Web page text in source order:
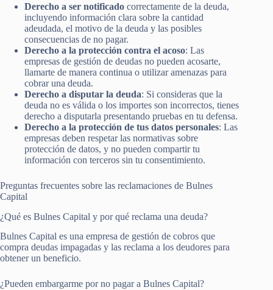
Derecho a ser notificado correctamente de la deuda,
incluyendo información clara sobre la cantidad
adeudada, el motivo de la deuda y las posibles
consecuencias de no pagar.
Derecho a la protección contra el acoso: Las
empresas de gestión de deudas no pueden acosarte,
llamarte de manera continua o utilizar amenazas para
cobrar una deuda.
Derecho a disputar la deuda: Si consideras que la
deuda no es válida o los importes son incorrectos, tienes
derecho a disputarla presentando pruebas en tu defensa.
Derecho a la protección de tus datos personales: Las
empresas deben respetar las normativas sobre
protección de datos, y no pueden compartir tu
información con terceros sin tu consentimiento.
Preguntas frecuentes sobre las reclamaciones de Bulnes
Capital
¿Qué es Bulnes Capital y por qué reclama una deuda?
Bulnes Capital es una empresa de gestión de cobros que
compra deudas impagadas y las reclama a los deudores para
obtener un beneficio.
¿Pueden embargarme por no pagar a Bulnes Capital?